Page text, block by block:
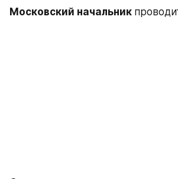
Московский начальник